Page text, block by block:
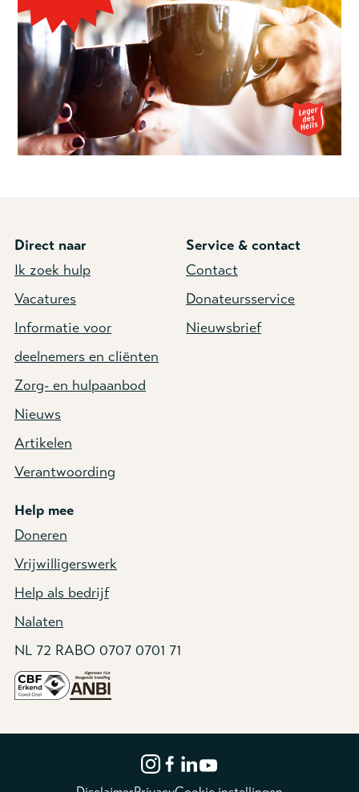
Direct naar
Ik zoek hulp
Vacatures
Informatie voor
deelnemers en cliënten
Zorg- en hulpaanbod
Nieuws
Artikelen
Verantwoording
Service & contact
Contact
Donateursservice
Nieuwsbrief
Help mee
Doneren
Vrijwilligerswerk
Help als bedrijf
Nalaten
NL 72 RABO 0707 0701 71